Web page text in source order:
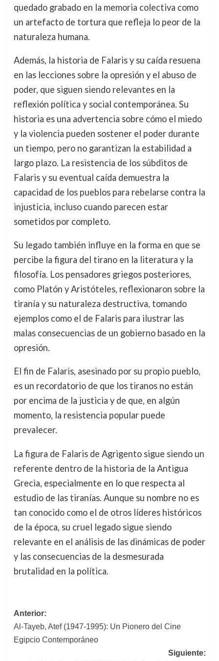
quedado grabado en la memoria colectiva como
un artefacto de tortura que refleja lo peor de la
naturaleza humana.
Además, la historia de Falaris y su caída resuena
en las lecciones sobre la opresión y el abuso de
poder, que siguen siendo relevantes en la
reflexión política y social contemporánea. Su
historia es una advertencia sobre cómo el miedo
y la violencia pueden sostener el poder durante
un tiempo, pero no garantizan la estabilidad a
largo plazo. La resistencia de los súbditos de
Falaris y su eventual caída demuestra la
capacidad de los pueblos para rebelarse contra la
injusticia, incluso cuando parecen estar
sometidos por completo.
Su legado también influye en la forma en que se
percibe la figura del tirano en la literatura y la
filosofía. Los pensadores griegos posteriores,
como Platón y Aristóteles, reflexionaron sobre la
tiranía y su naturaleza destructiva, tomando
ejemplos como el de Falaris para ilustrar las
malas consecuencias de un gobierno basado en la
opresión.
El fin de Falaris, asesinado por su propio pueblo,
es un recordatorio de que los tiranos no están
por encima de la justicia y de que, en algún
momento, la resistencia popular puede
prevalecer.
La figura de Falaris de Agrigento sigue siendo un
referente dentro de la historia de la Antigua
Grecia, especialmente en lo que respecta al
estudio de las tiranías. Aunque su nombre no es
tan conocido como el de otros líderes históricos
de la época, su cruel legado sigue siendo
relevante en el análisis de las dinámicas de poder
y las consecuencias de la desmesurada
brutalidad en la política.
Navegación
de
entradas
Anterior:
Al-Tayeb, Atef (1947-1995): Un Pionero del Cine
Egipcio Contemporáneo
Siguiente: